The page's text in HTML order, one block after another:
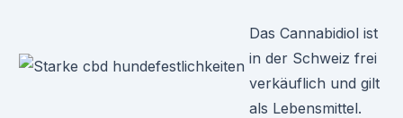
Das Cannabidiol ist
in der Schweiz frei
verkäuflich und gilt
als Lebensmittel.